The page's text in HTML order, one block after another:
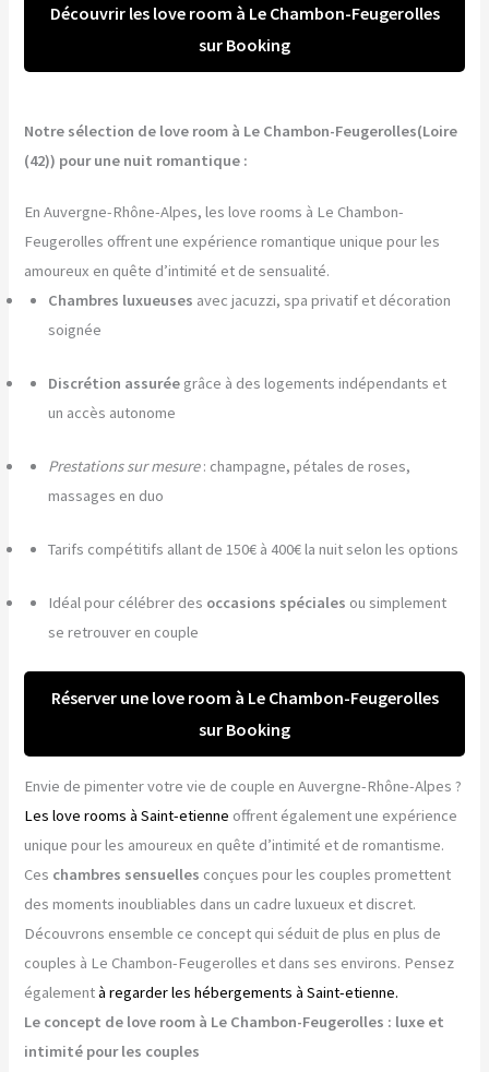
Découvrir les love room à Le Chambon-Feugerolles
sur Booking
Notre sélection de love room à Le Chambon-Feugerolles(Loire
(42)) pour une nuit romantique :
En Auvergne-Rhône-Alpes, les love rooms à Le Chambon-
Feugerolles offrent une expérience romantique unique pour les
amoureux en quête d’intimité et de sensualité.
Chambres luxueuses avec jacuzzi, spa privatif et décoration
soignée
Discrétion assurée grâce à des logements indépendants et
un accès autonome
Prestations sur mesure: champagne, pétales de roses,
massages en duo
Tarifs compétitifs allant de 150€ à 400€ la nuit selon les options
Idéal pour célébrer des occasions spéciales ou simplement
se retrouver en couple
Réserver une love room à Le Chambon-Feugerolles
sur Booking
Envie de pimenter votre vie de couple en Auvergne-Rhône-Alpes ?
Les love rooms à Saint-etienne offrent également une expérience
unique pour les amoureux en quête d’intimité et de romantisme.
Ces chambres sensuelles conçues pour les couples promettent
des moments inoubliables dans un cadre luxueux et discret.
Découvrons ensemble ce concept qui séduit de plus en plus de
couples à Le Chambon-Feugerolles et dans ses environs. Pensez
égalementà regarder les hébergements à Saint-etienne.
Le concept de love room à Le Chambon-Feugerolles : luxe et
intimité pour les couples